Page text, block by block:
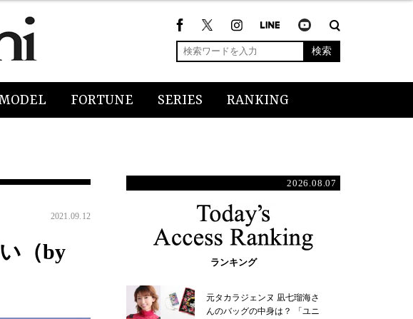
検索
FORTUNE SERIES RANKING
2021.09.12
（by
2026.08.07
ランキング
元タカラジェンヌ 凪七瑠海さ
んのバッグの中身は？ 「ユニ